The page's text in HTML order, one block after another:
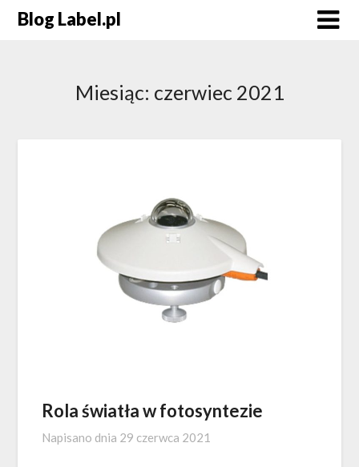
Blog Label.pl
Miesiąc: czerwiec 2021
Rola światła w fotosyntezie
Napisano dnia 29 czerwca 2021